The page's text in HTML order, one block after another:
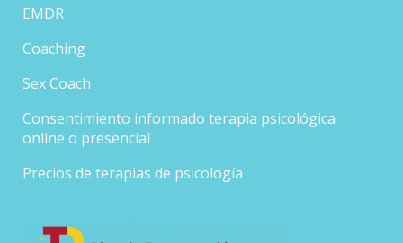
EMDR
Coaching
Sex Coach
Consentimiento informado terapia psicológica
online o presencial
Precios de terapias de psicología